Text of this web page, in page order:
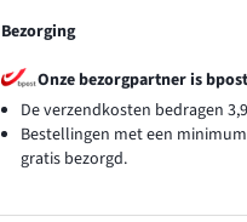
Bezorging
Onze bezorgpartner is bpost
De verzendkosten bedragen
Bestellingen met een
gratis bezorgd.